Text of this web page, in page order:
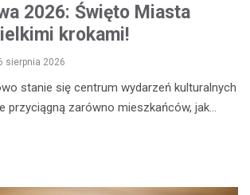
2026: Święto Miasta
krokami!
sierpnia 2026
stanie się centrum wydarzeń kulturalnych
przyciągną zarówno mieszkańców, jak…